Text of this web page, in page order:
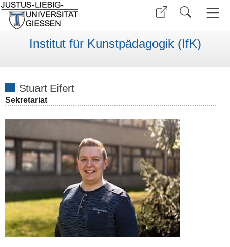
Institut für Kunstpädagogik (IfK)
Stuart Eifert
Sekretariat